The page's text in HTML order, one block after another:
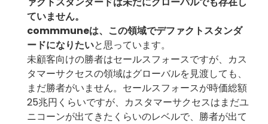
ていません。
commmuneは、この領域でデファクトスタンダ
ードになりたいと思っています。
未顧客向けの勝者はセールスフォースですが、カス
タマーサクセスの領域はグローバルを見渡しても、
まだ勝者がいません。セールスフォースが時価総額
25兆円くらいですが、カスタマーサクセスはまだユ
ニコーンが出てきたくらいのレベルで、勝者が出て